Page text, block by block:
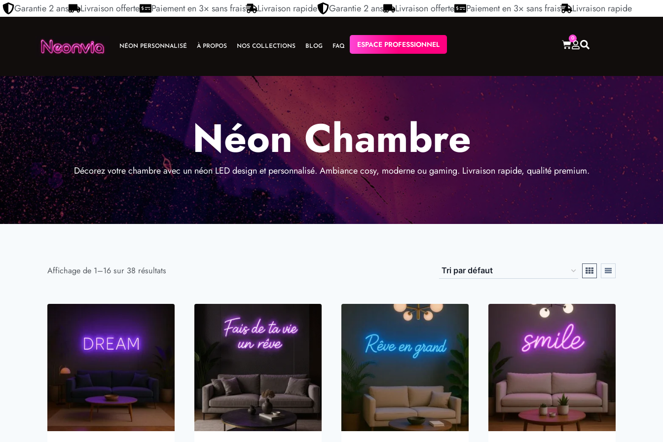
Garantie 2 ans Livraison offerte Paiement en 3× sans frais Livraison rapide Garantie 2 ans Livraison offerte Paiement en 3× sans frais Livraison rapide
NÉON PERSONNALISÉ À PROPOS NOS COLLECTIONS BLOG FAQ ESPACE PROFESSIONNEL
0
Néon Chambre
Décorez votre chambre avec un néon LED design et personnalisé. Ambiance cosy, moderne ou gaming. Livraison rapide, qualité premium.
Affichage de 1–16 sur 38 résultats